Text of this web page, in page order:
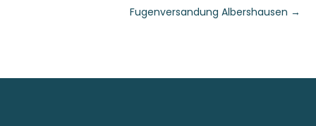
Fugenversandung Albershausen →